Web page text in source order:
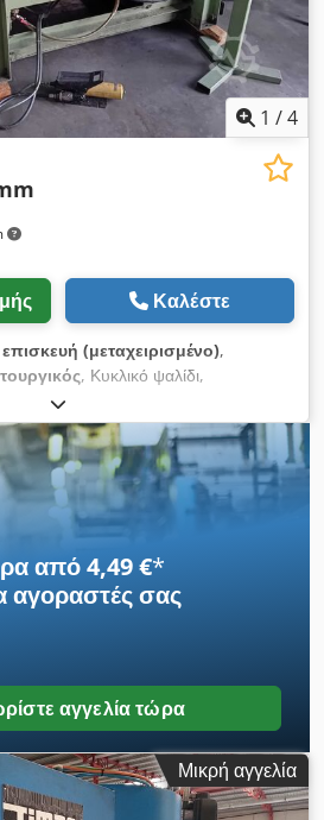
1 /4
Καλέστε
επισκευή (μεταχειρισμένο),
, Κυκλικό ψαλίδι,
η πνευματική εγκατάσταση
ή μερικώς. Dcodpfxszq Sqaj
από 4,49 €*
αγοραστέςσας
αγγελία τώρα
Μικρή αγγελία